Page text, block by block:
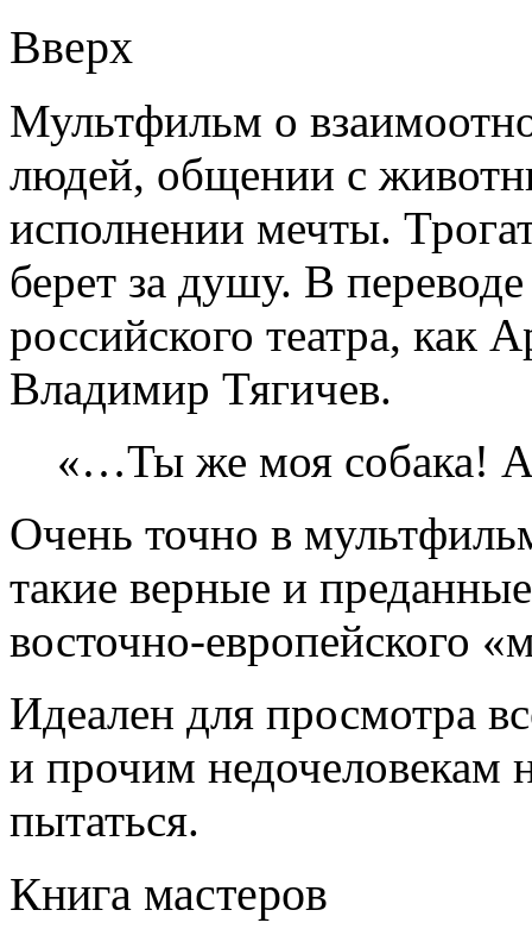
Вверх
Мультфильм о
людей, общении с
исполнении мечты.
берет за душу. В
российского театра,
Владимир Тягичев.
«…Ты же моя собака!
Очень точно в
такие верные и
восточно-европейского
Идеален для просмотра
и прочим недочеловекам
пытаться.
Книга мастеров